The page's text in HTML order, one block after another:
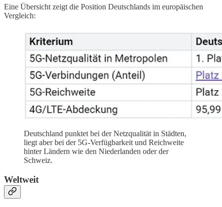
Eine Übersicht zeigt die Position Deutschlands im europäischen
Vergleich:
Deutschland punktet bei der Netzqualität in Städten,
liegt aber bei der 5G-Verfügbarkeit und Reichweite
hinter Ländern wie den Niederlanden oder der
Schweiz.
Weltweit